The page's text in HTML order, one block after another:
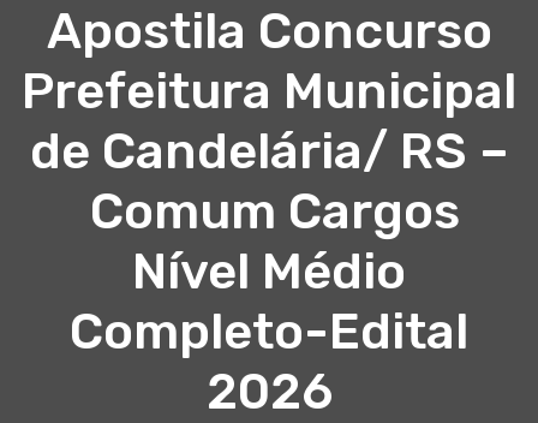
Apostila Concurso
Prefeitura Municipal
de Candelária/ RS –
Comum Cargos
Nível Médio
Completo-Edital
2026